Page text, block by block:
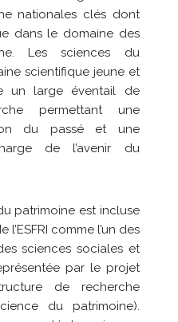
nationales clés dont
dans le domaine des
Les sciences du
scientifique jeune et
un large éventail de
permettant une
du passé et une
de l’avenir du
patrimoine est incluse
comme l’un des
sciences sociales et
par le projet
de recherche
du patrimoine).